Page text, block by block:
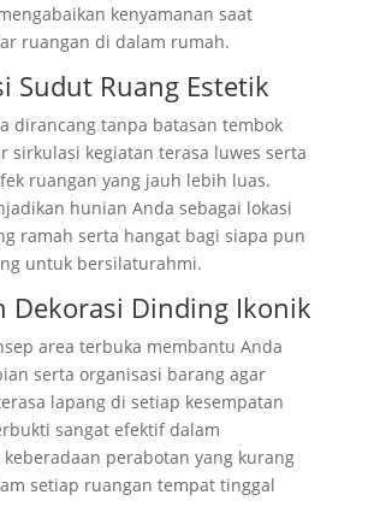
kenyamanan saat
ruangan di dalam rumah.
Sudut Ruang Estetik
dirancang tanpa batasan tembok
sirkulasi kegiatan terasa luwes serta
ruangan yang jauh lebih luas.
hunian Anda sebagai lokasi
ramah serta hangat bagi siapa pun
untuk bersilaturahmi.
Dekorasi Dinding Ikonik
area terbuka membantu Anda
serta organisasi barang agar
lapang di setiap kesempatan
sangat efektif dalam
perabotan yang kurang
setiap ruangan tempat tinggal